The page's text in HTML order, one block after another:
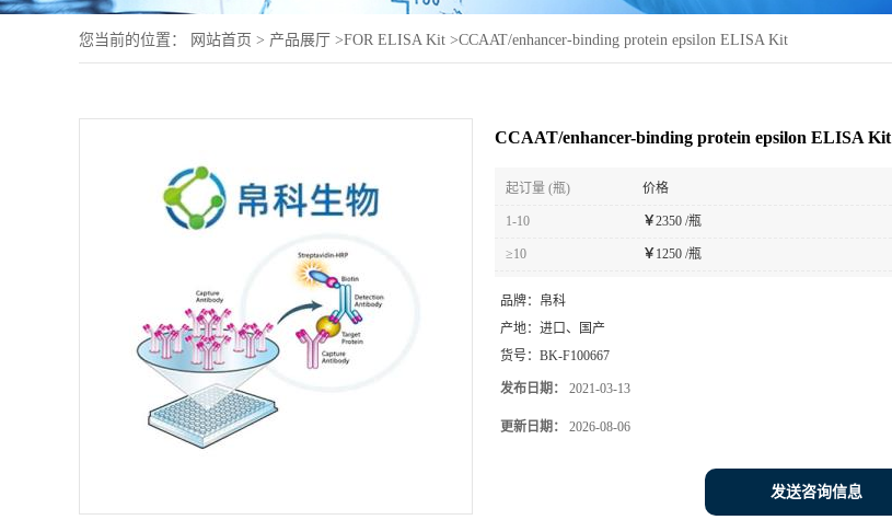
您当前的位置： 网站首页 > 产品展厅 >FOR ELISA Kit >CCAAT/enhancer-binding protein epsilon ELISA Kit
CCAAT/enhancer-binding protein epsilon ELISA Kit
起订量 (瓶) 价格
1-10 ￥2350 /瓶
≥10 ￥1250 /瓶
品牌： 帛科
产地： 进口、国产
货号： BK-F100667
发布日期： 2021-03-13
更新日期： 2026-08-06
发送咨询信息